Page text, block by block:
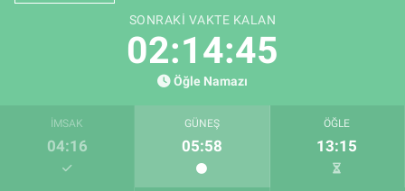
SONRAKI VAKTE KALAN
02:14:45
Öğle Namazı
İMSAK
04:16
GÜNEŞ
05:58
ÖĞLE
13:15